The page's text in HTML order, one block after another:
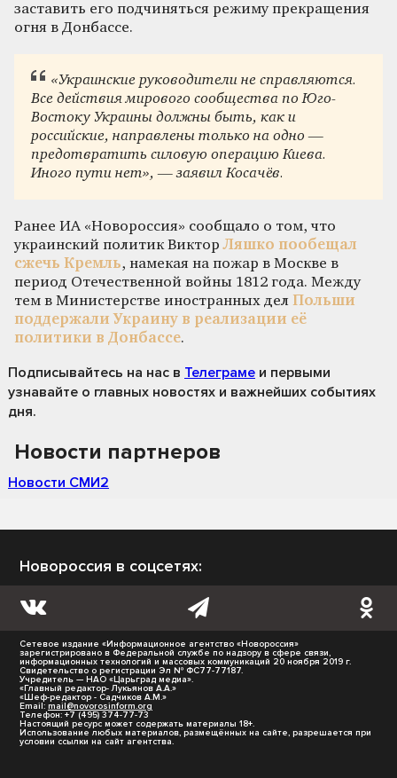
заставить его подчиняться режиму прекращения
огня в Донбассе.
«Украинские руководители не справляются.
Все действия мирового сообщества по Юго-
Востоку Украины должны быть, как и
российские, направлены только на одно —
предотвратить силовую операцию Киева.
Иного пути нет», — заявил Косачёв.
Ранее ИА «Новороссия» сообщало о том, что
украинский политик ВикторЛяшко пообещал
сжечь Кремль, намекая на пожар в Москве в
период Отечественной войны 1812 года. Между
тем в Министерстве иностранных дел Польши
поддержали Украину в реализации её
политики в Донбассе.
Подписывайтесь на нас в Телеграме и первыми
узнавайте о главных новостях и важнейших событиях
дня.
Новости партнеров
Новости СМИ2
Новороссия в соцсетях:
Сетевое издание «Информационное агентство «Новороссия»
зарегистрировано в Федеральной службе по надзору в сфере связи,
информационных технологий и массовых коммуникаций 20 ноября 2019 г.
Свидетельство о регистрации Эл № ФС77-77187.
Учредитель — НАО «Царьград медиа».
«Главный редактор- Лукьянов А.А.»
«Шеф-редактор - Садчиков А.М.»
Email: mail@novorosinform.org
Телефон: +7 (495) 374-77-73
Настоящий ресурс может содержать материалы 18+.
Использование любых материалов, размещённых на сайте, разрешается при
условии ссылки на сайт агентства.